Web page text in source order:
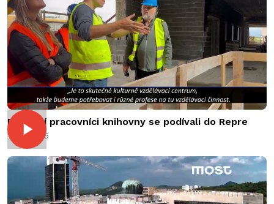
Budoucí pracovníci knihovny se podívali do Repre
11.07.2025